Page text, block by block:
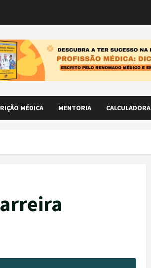
MÉDICA MENTORIA CALCULADORA